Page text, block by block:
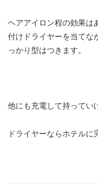
ヘアアイロン程の効果は
付けドライヤーを当てな
っかり型はつきます。
他にも充電して持ってい
ドライヤーならホテルに